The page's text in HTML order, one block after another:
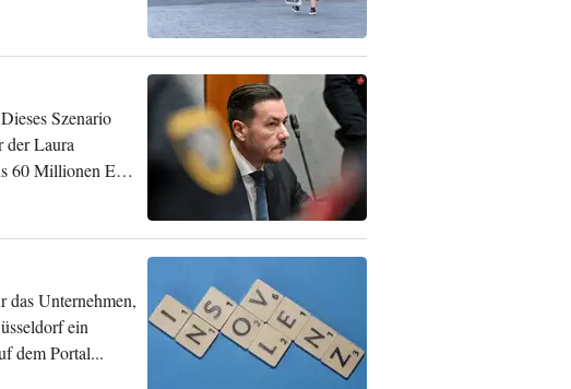
Szenario
der Laura
60 Millionen Euro
das Unternehmen,
ein
dem Portal...